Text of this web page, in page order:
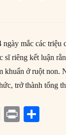
mắc các
sĩ riêng kết luận
khuẩn ở ruột non.
trở thành tổng
T
P